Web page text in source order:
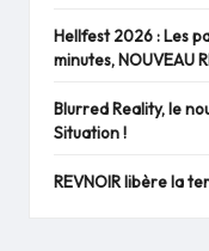
Hellfest 2026 : Les
minutes, NOUVEAU
Blurred Reality, le
Situation !
REVNOIR libère la